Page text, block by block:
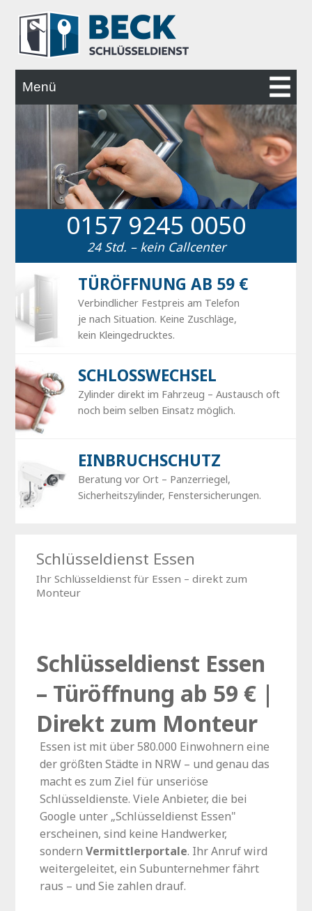
Menü
STARTSEITE
LEISTUNGEN
ALARMANLAGEN
KONTAKT
0157 9245 0050
24 Std. – kein Callcenter
TÜRÖFFNUNG AB 59 €
Verbindlicher Festpreis am Telefon
je nach Situation. Keine Zuschläge,
kein Kleingedrucktes.
SCHLOSSWECHSEL
Zylinder direkt im Fahrzeug – Austausch oft
noch beim selben Einsatz möglich.
EINBRUCHSCHUTZ
Beratung vor Ort – Panzerriegel,
Sicherheitszylinder, Fenstersicherungen.
Schlüsseldienst Essen
Ihr Schlüsseldienst für Essen – direkt zum
Monteur
Schlüsseldienst Essen
– Türöffnung ab 59 € |
Direkt zum Monteur
Essen ist mit über 580.000 Einwohnern eine
der größten Städte in NRW – und genau das
macht es zum Ziel für unseriöse
Schlüsseldienste. Viele Anbieter, die bei
Google unter „Schlüsseldienst Essen"
erscheinen, sind keine Handwerker,
sondernVermittlerportale. Ihr Anruf wird
weitergeleitet, ein Subunternehmer fährt
raus – und Sie zahlen drauf.